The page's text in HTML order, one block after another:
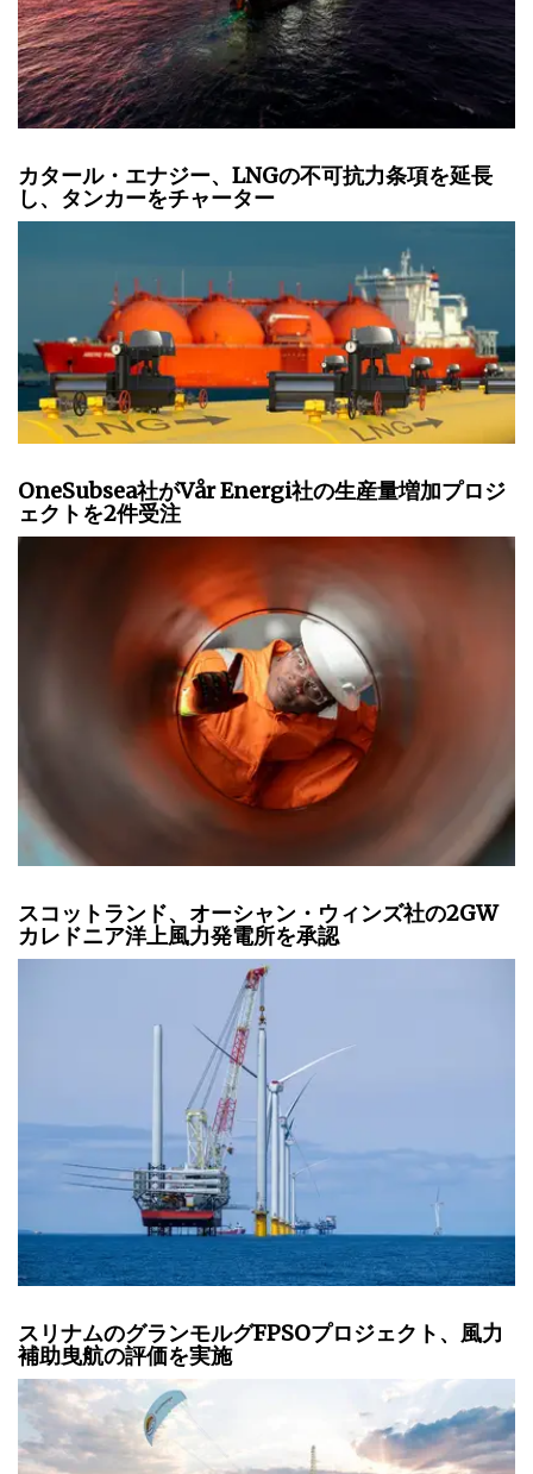
カタール・エナジー、LNGの不可抗力条項を延長
し、タンカーをチャーター
OneSubsea社がVår Energi社の生産量増加プロジ
ェクトを2件受注
スコットランド、オーシャン・ウィンズ社の2GW
カレドニア洋上風力発電所を承認
スリナムのグランモルグFPSOプロジェクト、風力
補助曳航の評価を実施